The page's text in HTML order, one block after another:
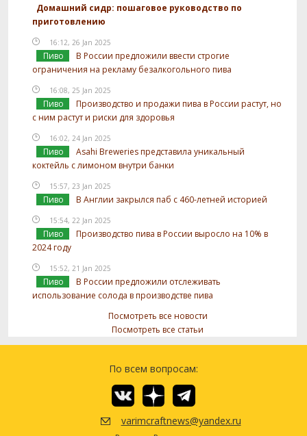
Домашний сидр: пошаговое руководство по
приготовлению
16:12, 26 Jan 2025
Пиво
В России предложили ввести строгие
ограничения на рекламу безалкогольного пива
16:08, 25 Jan 2025
Пиво
Производство и продажи пива в России растут, но
с ним растут и риски для здоровья
16:02, 24 Jan 2025
Пиво
Asahi Breweries представила уникальный
коктейль с лимоном внутри банки
15:57, 23 Jan 2025
Пиво В Англии закрылся паб с 460-летней историей
15:54, 22 Jan 2025
Пиво
Производство пива в России выросло на 10% в
2024 году
15:52, 21 Jan 2025
Пиво
В России предложили отслеживать
использование солода в производстве пива
Посмотреть все новости
Посмотреть все статьи
По всем вопросам:
varimcraftnews@yandex.ru